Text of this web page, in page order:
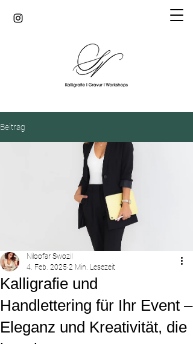
Beitrag
Kalligrafie und
Handlettering für Ihr Event –
Eleganz und Kreativität, die
Niloofar Swozil
4. Feb. 2025 2 Min. Lesezeit